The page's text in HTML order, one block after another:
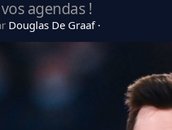
agendas !
Douglas De Graaf